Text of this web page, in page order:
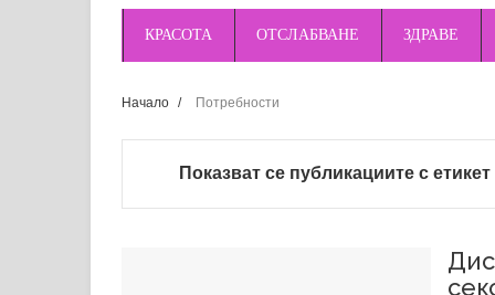
Предимствата на магнитното
удобно
Правилна подготовка за поход
Основни грешки при косене на
КРАСОТА ОТСЛАБВАНЕ ЗДРАВЕ
Начало / Потребности
Показват се публикациите с етикет